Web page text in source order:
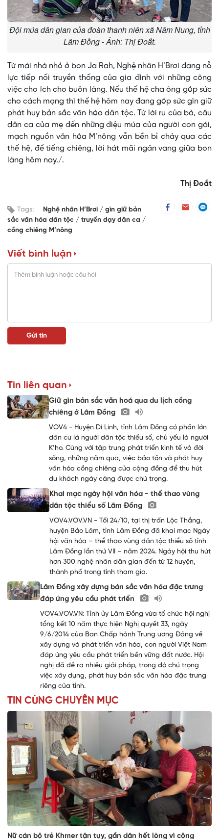
Đội múa dân gian của đoàn thanh niên xã Nâm Nung, tỉnh
Lâm Đồng - Ảnh: Thị Đoắt.
Từ mái nhà nhỏ ở bon Ja Rah, Nghệ nhân H’Brơi đang nỗ
lực tiếp nối truyền thống của gia đình với những công
việc cho ích cho buôn làng. Nếu thế hệ cha ông góp sức
cho cách mạng thì thế hệ hôm nay đang góp sức gìn giữ
phát huy bản sắc văn hóa dân tộc. Từ lời ru của bà, câu
dân ca của mẹ đến những điệu múa của người con gái,
mạch nguồn văn hóa M’nông vẫn bền bỉ chảy qua các
thế hệ, để tiếng chiêng, lời hát mãi ngân vang giữa bon
làng hôm nay./.
Thị Đoắt
Tags: Nghệ nhân H’Brơi
gìn giữ bản
sắc văn hóa dân tộc
truyền dạy dân ca
cồng chiêng M’nông
Viết bình luận
Tin liên quan
Giữ gìn bản sắc văn hoá qua du lịch cồng
chiêng ở Lâm Đồng
VOV4 - Huyện Di Linh, tỉnh Lâm Đồng có phần lớn
dân cư là người dân tộc thiểu số, chủ yếu là người
K’ho. Cùng với tập trung phát triển kinh tế và đời
sống, những năm qua, việc bảo tồn và phát huy
văn hóa cồng chiêng của cộng đồng để thu hút
du khách ngày càng được chú trọng.
Khai mạc ngày hội văn hóa - thể thao vùng
dân tộc thiểu số Lâm Đồng
VOV4.VOV.VN - Tối 24/10, tại thị trấn Lộc Thắng,
huyện Bảo Lâm, tỉnh Lâm Đồng đã khai mạc Ngày
hội văn hóa – thể thao vùng dân tộc thiểu số tỉnh
Lâm Đồng lần thứ VII – năm 2024. Ngày hội thu hút
hơn 300 nghệ nhân dân gian đến từ 12 huyện,
thành phố trong tỉnh tham gia.
Lâm Đồng xây dựng bản sắc văn hóa đặc trưng
đáp ứng yêu cầu phát triển
VOV4.VOV.VN: Tỉnh ủy Lâm Đồng vừa tổ chức hội nghị
tổng kết 10 năm thực hiện Nghị quyết 33, ngày
9/6/2014 của Ban Chấp hành Trung ương Đảng về
xây dựng và phát triển văn hóa, con người Việt Nam
đáp ứng yêu cầu phát triển bền vững đất nước. Hội
nghị đã đề ra nhiều giải pháp, trong đó chú trọng
việc xây dựng, phát huy bản sắc văn hóa đặc trưng
riêng của tỉnh.
TIN CÙNG CHUYÊN MỤC
Nữ cán bộ trẻ Khmer tận tụy, gần dân hết lòng vì cộng